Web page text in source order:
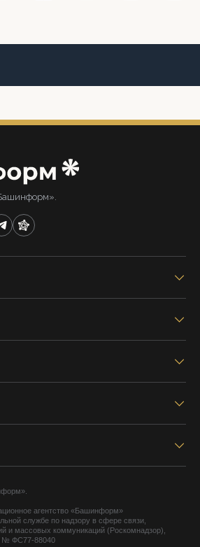
агентство «Башинформ»
службе по надзору в сфере связи,
и массовых коммуникаций (Роскомнадзор),
№ ФС77-88040